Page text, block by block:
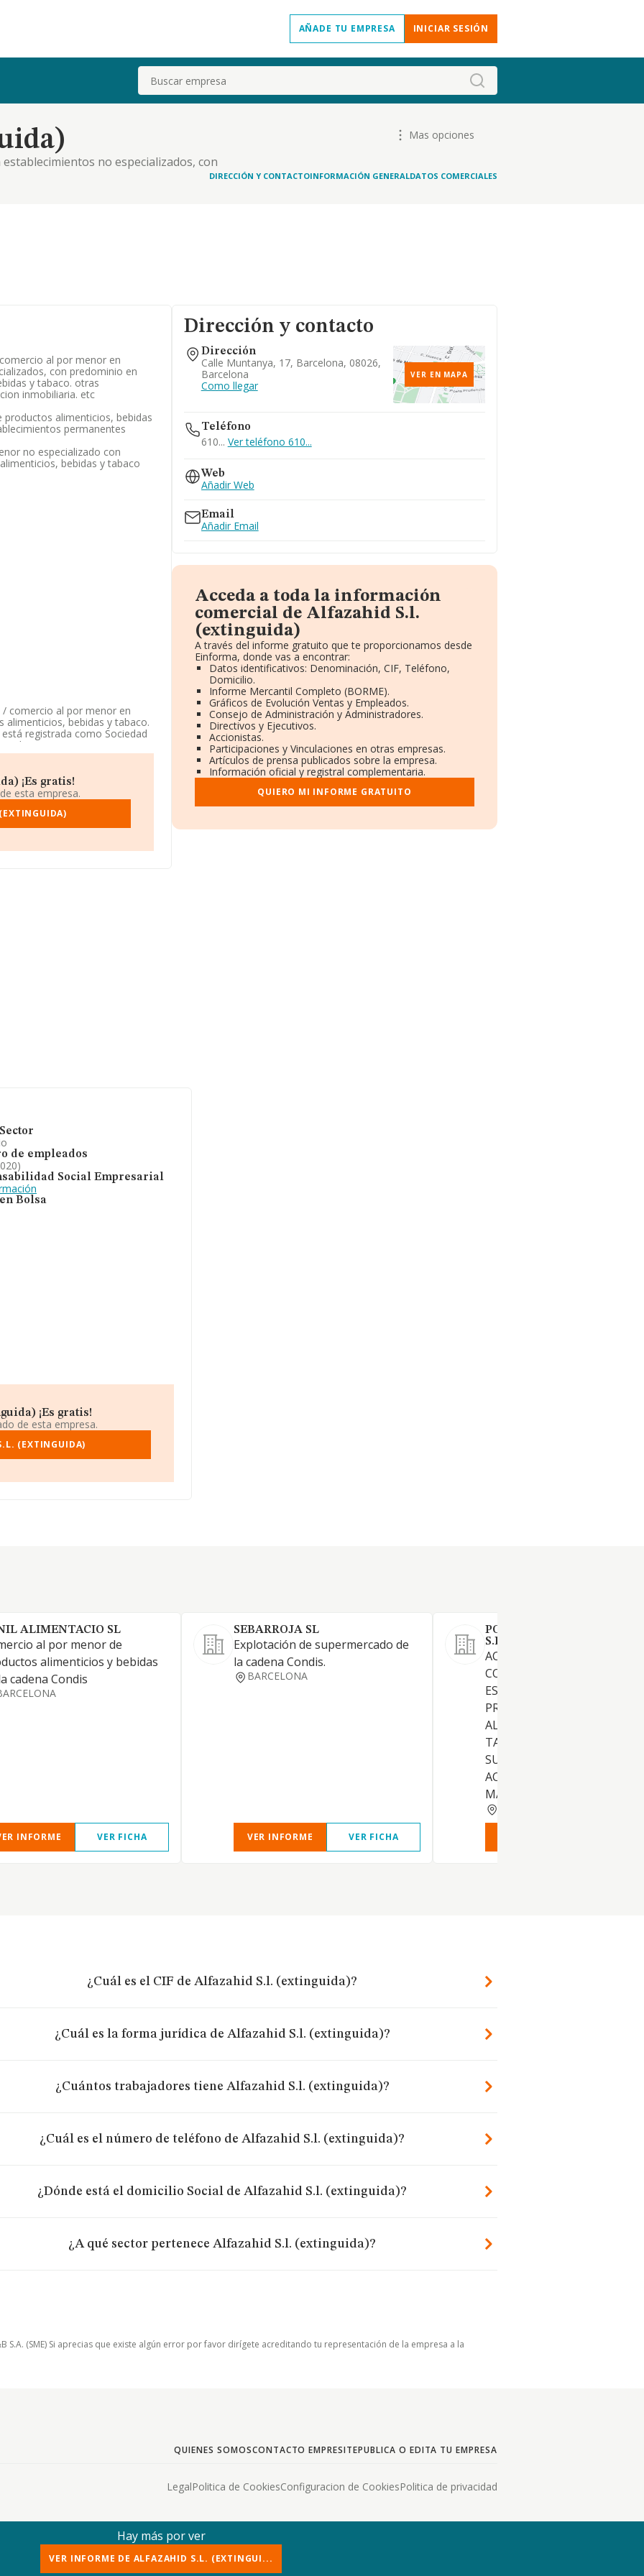
AÑADE TU EMPRESA INICIAR SESIÓN
Buscar
no especializados, con
otras actividades: 4110 / promocion
Mas opciones
DIRECCIÓN Y CONTACTOINFORMACIÓN GENERALDATOS COMERCIALES
al por menor en
con predominio en
y tabaco. otras
inmobiliaria. etc
alimenticios, bebidas
permanentes
no especializado con
bebidas y tabaco
/ comercio al por menor en
alimenticios, bebidas y tabaco.
registrada como Sociedad
al por menor en
alimenticios, bebidas y tabaco',
de INFORMA, ha
identificación fiscal
¡Es gratis!
esta empresa.
Dirección y contacto
Dirección
Calle Muntanya, 17, Barcelona, 08026,
Barcelona
Como llegar
VER EN MAPA
Teléfono
610... Ver teléfono 610...
Web
Añadir Web
Email
Añadir Email
Acceda a toda la información
comercial de Alfazahid S.l.
(extinguida)
A través del informe gratuito que te proporcionamos desde
Einforma, donde vas a encontrar:
Datos identificativos: Denominación, CIF, Teléfono,
Domicilio.
Informe Mercantil Completo (BORME).
Gráficos de Evolución Ventas y Empleados.
Consejo de Administración y Administradores.
Directivos y Ejecutivos.
Accionistas.
Participaciones y Vinculaciones en otras empresas.
Artículos de prensa publicados sobre la empresa.
Información oficial y registral complementaria.
QUIERO MI INFORME GRATUITO
de empleados
Social Empresarial
Bolsa
¡Es gratis!
de esta empresa.
(EXTINGUIDA)
ALIMENTACIO SL
al por menor de
alimenticios y bebidas
cadena Condis
INFORME VER FICHA
SEBARROJA SL
Explotación de supermercado de
la cadena Condis.
BARCELONA
VER INFORME VER FICHA
POWER BUSINESS GLOBAL
S.L.
ACTIVIDAD PRINCIPAL:
COMERCIO AL POR MENOR
ESPECIALIZADO CON
PREDOMINIO DE
ALIMENTICIOS, BEBIDAS Y
TABACO (INCLUYENDO
SUPERMERCADO). OTRAS
ACTIVIDADES: COMERCIO AL
MAYOR NO ESPECIALIZADO.
¿Cuál es el CIF de Alfazahid S.l. (extinguida)?
¿Cuál es la forma jurídica de Alfazahid S.l. (extinguida)?
¿Cuántos trabajadores tiene Alfazahid S.l. (extinguida)?
¿Cuál es el número de teléfono de Alfazahid S.l. (extinguida)?
¿Dónde está el domicilio Social de Alfazahid S.l. (extinguida)?
¿A qué sector pertenece Alfazahid S.l. (extinguida)?
(SME) Si aprecias que existe algún error por favor dirígete acreditando tu representación de la empresa a la
QUIENES SOMOSCONTACTO EMPRESITEPUBLICA O EDITA TU EMPRESA
LegalPolitica de CookiesConfiguracion de CookiesPolitica de privacidad
Hay más por ver
VER INFORME DE ALFAZAHID S.L. (EXTINGUI...